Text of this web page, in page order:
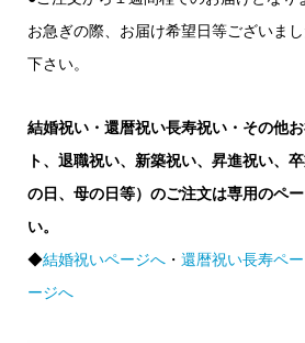
お急ぎの際、お届け希望日等ございま
下さい。
結婚祝い・還暦祝い長寿祝い・その他
ト、退職祝い、新築祝い、昇進祝い、
の日、母の日等）のご注文は専用のペ
い。
◆結婚祝いページへ・ 還暦祝い長寿ペ
ージへ